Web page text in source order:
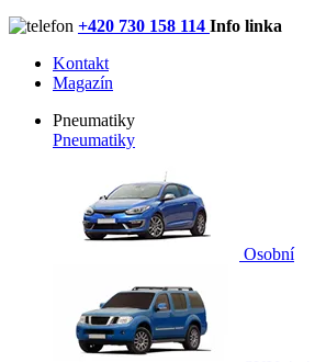
+420 730 158 114 Info linka
Kontakt
Magazín
Pneumatiky
Pneumatiky
Osobní